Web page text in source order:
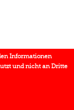
Informationen
und nicht an Dritte